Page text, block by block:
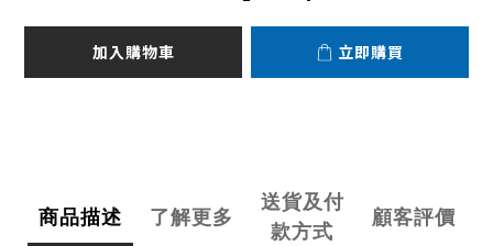
加入購物車 立即購買
商品描述 了解更多
送貨及付
款方式
顧客評價